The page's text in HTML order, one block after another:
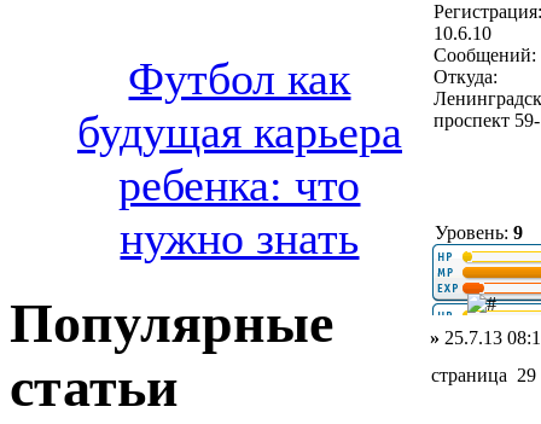
Футбол как
будущая карьера
ребенка: что
нужно знать
Популярные
статьи
Регистрация:
10.6.10
Сообщений:
Откуда:
проспект
Уровень: 9
» 25.7.13
страница